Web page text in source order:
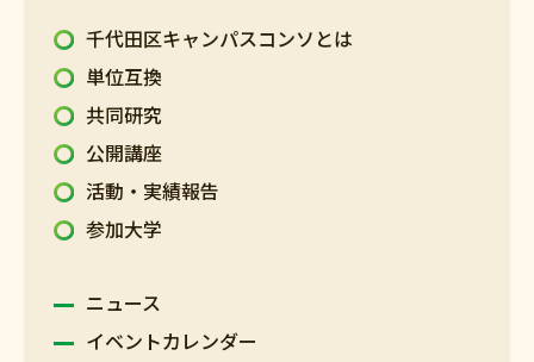
千代田区キャンパスコンソとは
単位互換
共同研究
公開講座
活動・実績報告
参加大学
ニュース
イベントカレンダー